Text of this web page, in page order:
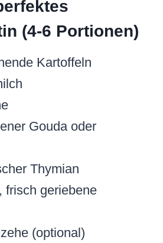
(4-6 Portionen)
Kartoffeln
Gouda oder
Thymian
frisch geriebene
(optional)